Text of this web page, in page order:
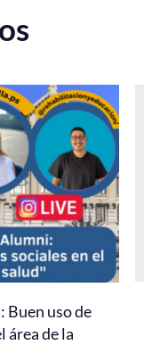
uso de
área de la